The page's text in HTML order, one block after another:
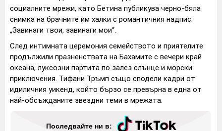
социалните мрежи, като Бетина публикува черно-бяла
снимка на брачните им халки с романтичния надпис:
„Завинаги твои, завинаги мои“.
След интимната церемония семейството и приятелите
продължили празненствата на Бахамите с вечери край
океана, луксозни партита по залез слънце и морски
приключения. Тифани Тръмп също сподели кадри от
идиличния уикенд, който бързо се превърна в една от
най-обсъжданите звездни теми в мрежата.
Последвайте ни в: